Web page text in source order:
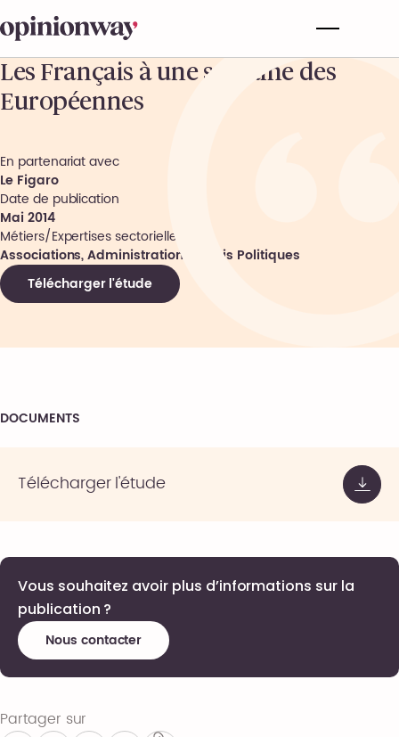
Les Français à une semaine des
Européennes
En partenariat avec
Le Figaro
Date de publication
Mai 2014
Métiers/Expertises sectorielles
Associations, Administrations, Partis Politiques
Télécharger l'étude
DOCUMENTS
Télécharger l'étude
Vous souhaitez avoir plus d’informations sur la
publication ?
Nous contacter
Partager sur